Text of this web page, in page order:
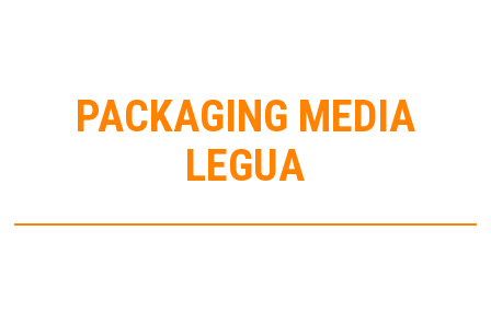
PACKAGING MEDIA
LEGUA